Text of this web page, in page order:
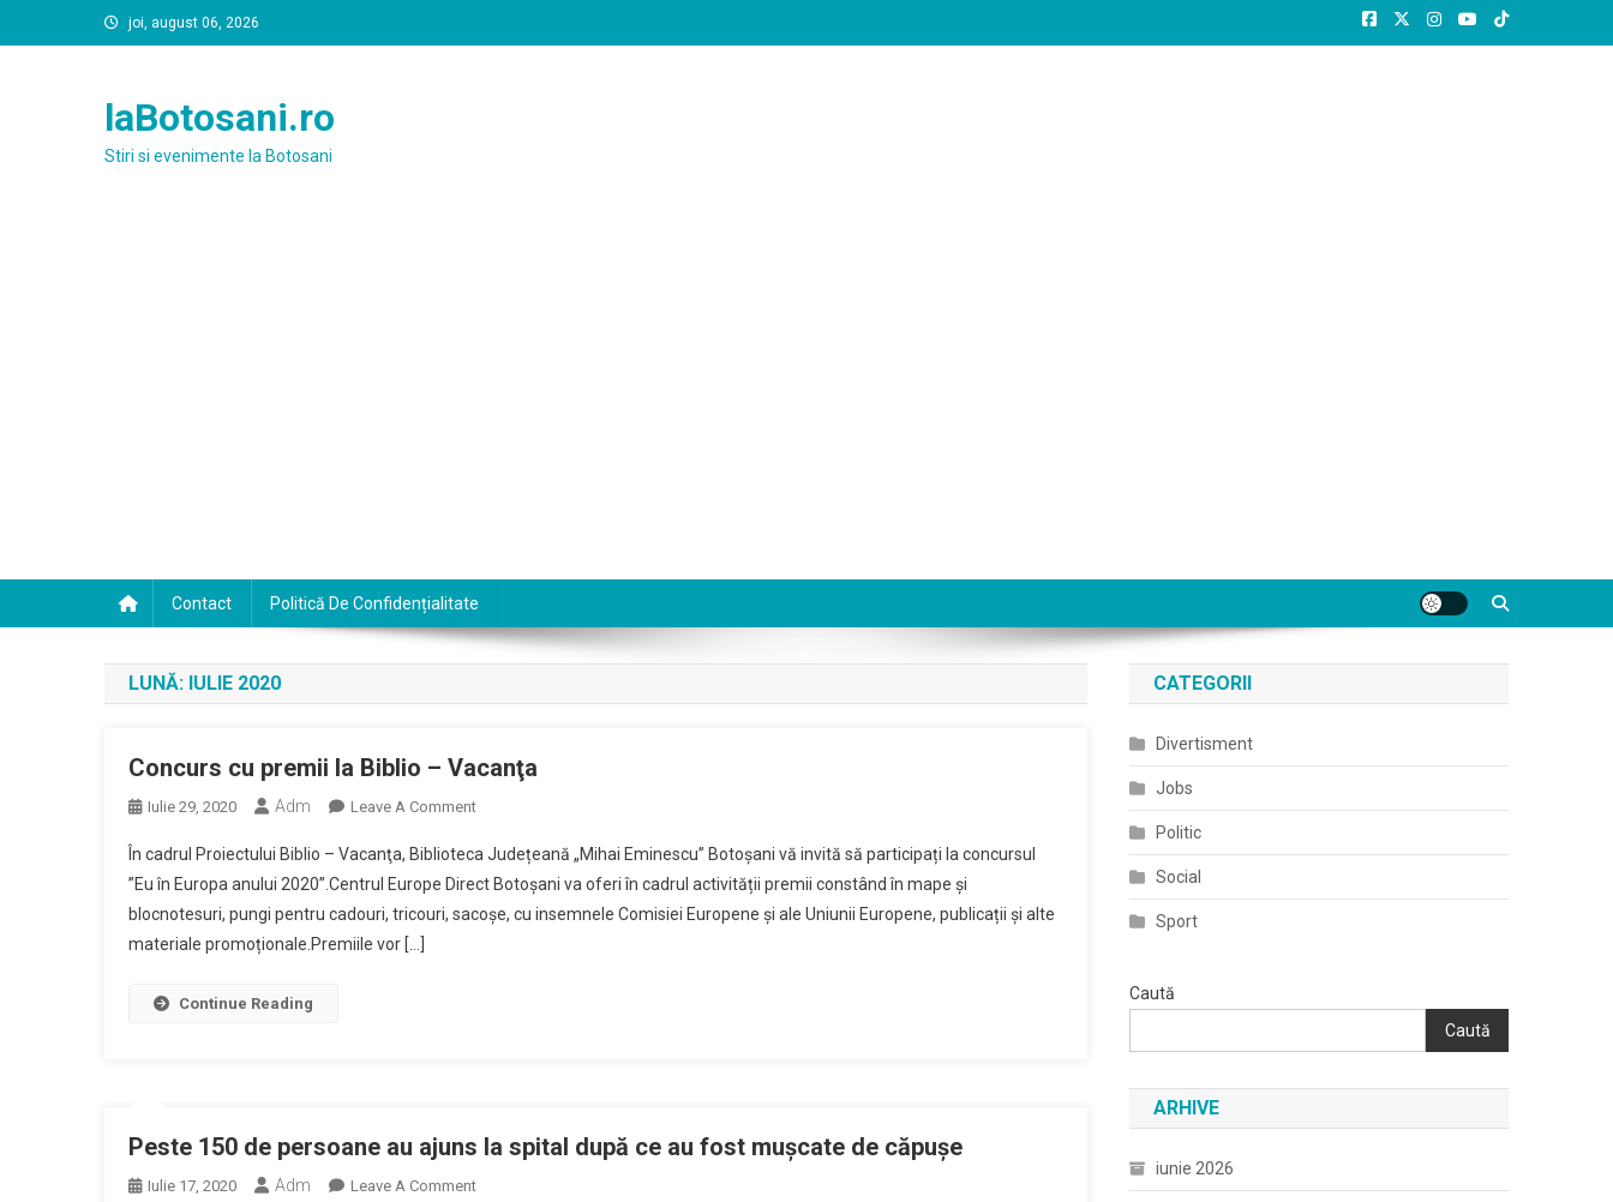
to
joi, august 06, 2026
laBotosani.ro
Stiri si evenimente la Botosani
Contact Politică De Confidențialitate
LUNĂ: IULIE 2020
Concurs cu premii la Biblio – Vacanţa
Iulie 29, 2020 Adm Leave A CommentOn
Cu
Premii
La
În cadrul Proiectului Biblio – Vacanţa, Biblioteca Județeană „Mihai Eminescu” Botoșani vă invită să participați la concursul
”Eu în Europa anului 2020”.Centrul Europe Direct Botoșani va oferi în cadrul activității premii constând în mape și
blocnotesuri, pungi pentru cadouri, tricouri, sacoșe, cu insemnele Comisiei Europene și ale Uniunii Europene, publicații și alte
materiale promoționale.Premiile vor […]
Continue Reading
Peste 150 de persoane au ajuns la spital după ce au fost muşcate de căpuşe
Iulie 17, 2020 Adm Leave A CommentOn
CATEGORII
Divertisment
Jobs
Politic
Social
Sport
Caută
Caută
ARHIVE
iunie 2026